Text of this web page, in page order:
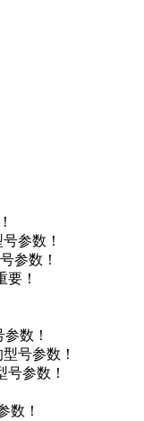
参数！
参数！
！
数！
号参数！
号参数！
数！